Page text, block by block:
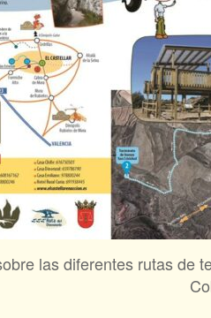
las diferentes rutas de